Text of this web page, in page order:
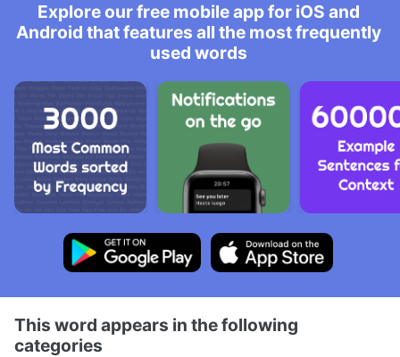
Explore our free mobile app for iOS and
Android that features all the most frequently
used words
This word appears in the following
categories